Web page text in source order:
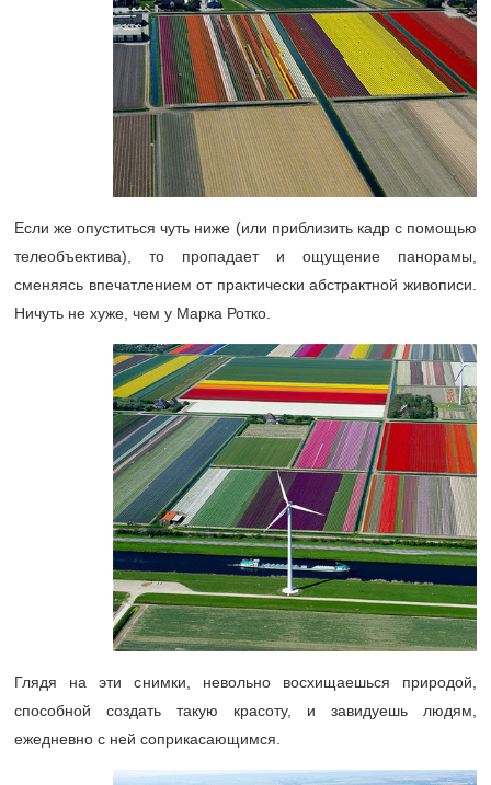
Если же опуститься чуть ниже (или приблизить кадр с помощью
телеобъектива), то пропадает и ощущение панорамы,
сменяясь впечатлением от практически абстрактной живописи.
Ничуть не хуже, чем у Марка Ротко.
Глядя на эти снимки, невольно восхищаешься природой,
способной создать такую красоту, и завидуешь людям,
ежедневно с ней соприкасающимся.